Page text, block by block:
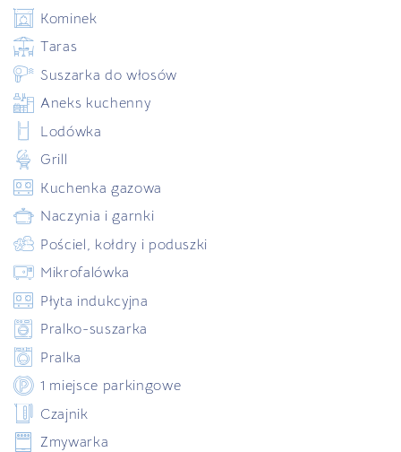
Kominek
Taras
Suszarka do włosów
Aneks kuchenny
Lodówka
Grill
Kuchenka gazowa
Naczynia i garnki
Pościel, kołdry i poduszki
Mikrofalówka
Płyta indukcyjna
Pralko-suszarka
Pralka
1 miejsce parkingowe
Czajnik
Zmywarka